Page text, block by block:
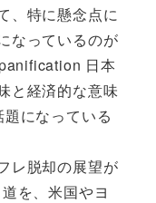
、特に懸念点に
なっているのが
日本
と経済的な意味
になっている
レ脱却の展望が
を、米国やヨ